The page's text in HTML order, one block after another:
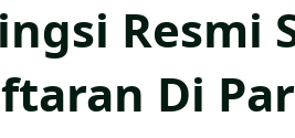
Resmi
Di